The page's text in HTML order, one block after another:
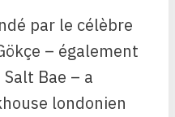
par le célèbre
– également
Bae – a
londonien